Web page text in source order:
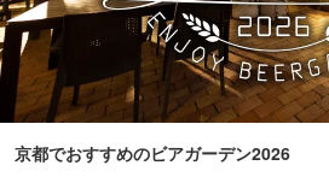
京都でおすすめのビアガーデン2026